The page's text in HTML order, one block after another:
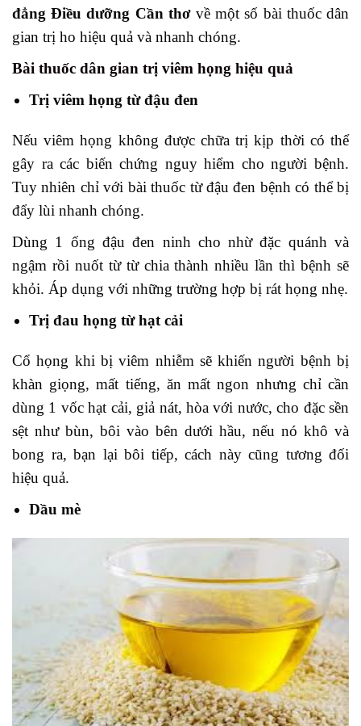
đẳng Điều dưỡng Cần thơ về một số bài thuốc dân
gian trị ho hiệu quả và nhanh chóng.
Bài thuốc dân gian trị viêm họng hiệu quả
Trị viêm họng từ đậu đen
Nếu viêm họng không được chữa trị kịp thời có thể
gây ra các biến chứng nguy hiểm cho người bệnh.
Tuy nhiên chỉ với bài thuốc từ đậu đen bệnh có thể bị
đẩy lùi nhanh chóng.
Dùng 1 ống đậu đen ninh cho nhừ đặc quánh và
ngậm rồi nuốt từ từ chia thành nhiều lần thì bệnh sẽ
khỏi. Áp dụng với những trường hợp bị rát họng nhẹ.
Trị đau họng từ hạt cải
Cổ họng khi bị viêm nhiễm sẽ khiến người bệnh bị
khàn giọng, mất tiếng, ăn mất ngon nhưng chỉ cần
dùng 1 vốc hạt cải, giả nát, hòa với nước, cho đặc sền
sệt như bùn, bôi vào bên dưới hầu, nếu nó khô và
bong ra, bạn lại bôi tiếp, cách này cũng tương đối
hiệu quả.
Dầu mè